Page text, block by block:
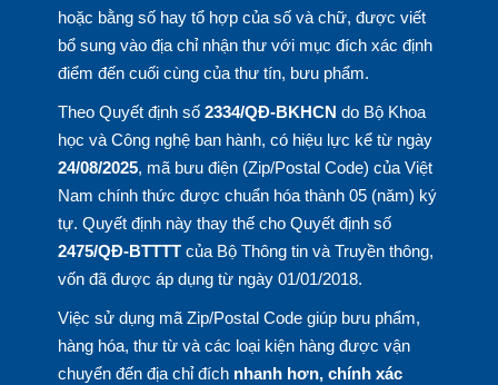
hoặc bằng số hay tổ hợp của số và chữ, được viết
bổ sung vào địa chỉ nhận thư với mục đích xác định
điểm đến cuối cùng của thư tín, bưu phẩm.
Theo Quyết định số 2334/QĐ-BKHCN do Bộ Khoa
học và Công nghệ ban hành, có hiệu lực kể từ ngày
24/08/2025, mã bưu điện (Zip/Postal Code) của Việt
Nam chính thức được chuẩn hóa thành 05 (năm) ký
tự. Quyết định này thay thế cho Quyết định số
2475/QĐ-BTTTTcủa Bộ Thông tin và Truyền thông,
vốn đã được áp dụng từ ngày 01/01/2018.
Việc sử dụng mã Zip/Postal Code giúp bưu phẩm,
hàng hóa, thư từ và các loại kiện hàng được vận
chuyển đến địa chỉ đích nhanh hơn, chính xác